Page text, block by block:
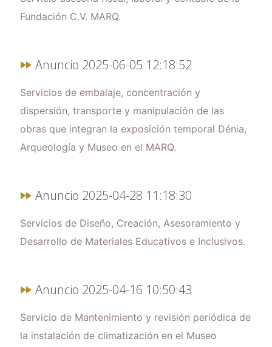
Fundación C.V. MARQ.
Anuncio 2025-06-05 12:18:52
Servicios de embalaje, concentración y
dispersión, transporte y manipulación de las
obras que integran la exposición temporal Dénia,
Arqueología y Museo en el MARQ.
Anuncio 2025-04-28 11:18:30
Servicios de Diseño, Creación, Asesoramiento y
Desarrollo de Materiales Educativos e Inclusivos.
Anuncio 2025-04-16 10:50:43
Servicio de Mantenimiento y revisión periódica de
la instalación de climatización en el Museo